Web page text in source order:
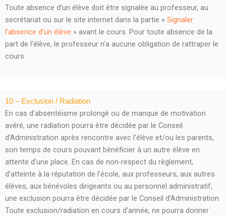
Toute absence d’un élève doit être signalée au professeur, au
secrétariat ou sur le site internet dans la partie « Signaler
l’absence d’un élève » avant le cours. Pour toute absence de la
part de l’élève, le professeur n’a aucune obligation de rattraper le
cours.
10 – Exclusion / Radiation
En cas d’absentéisme prolongé ou de manque de motivation
avéré, une radiation pourra être décidée par le Conseil
d’Administration après rencontre avec l’élève et/ou les parents,
son temps de cours pouvant bénéficier à un autre élève en
attente d’une place. En cas de non-respect du règlement,
d’atteinte à la réputation de l’école, aux professeurs, aux autres
élèves, aux bénévoles dirigeants ou au personnel administratif,
une exclusion pourra être décidée par le Conseil d’Administration.
Toute exclusion/radiation en cours d’année, ne pourra donner